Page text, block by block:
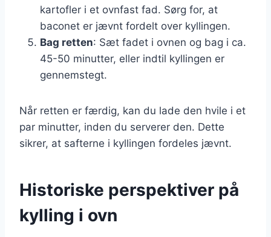
kartofler i et ovnfast fad. Sørg for, at
baconet er jævnt fordelt over kyllingen.
Bag retten: Sæt fadet i ovnen og bag i ca.
45-50 minutter, eller indtil kyllingen er
gennemstegt.
Når retten er færdig, kan du lade den hvile i et
par minutter, inden du serverer den. Dette
sikrer, at safterne i kyllingen fordeles jævnt.
Historiske perspektiver på
kylling i ovn